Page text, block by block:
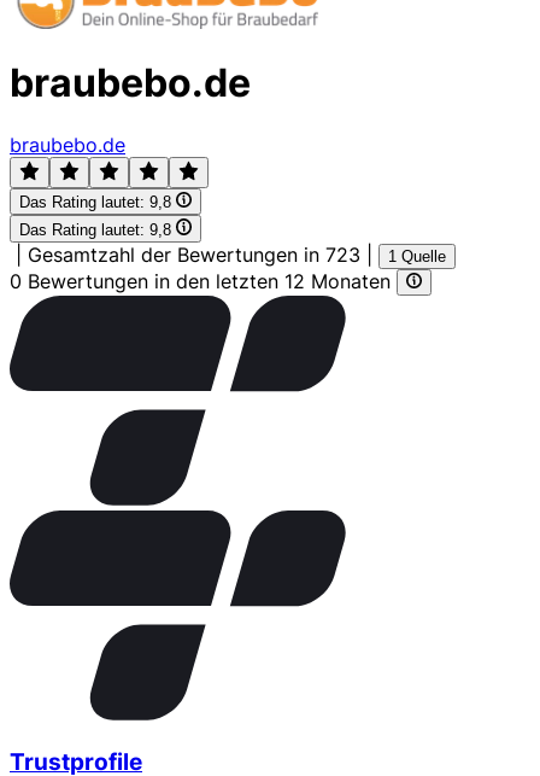
braubebo.de
braubebo.de
Das Rating lautet: 9,8
Das Rating lautet: 9,8
Gesamtzahl der Bewertungen in 723 1 Quelle
0 Bewertungen in den letzten 12 Monaten
Trustprofile